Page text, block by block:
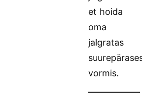
et hoida
oma
jalgratas
vormis.